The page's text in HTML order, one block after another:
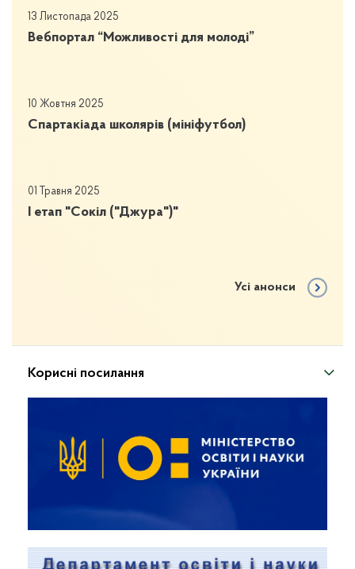
13 Листопада 2025
Вебпортал “Можливості для молоді”
10 Жовтня 2025
Спартакіада школярів (мініфутбол)
01 Травня 2025
І етап "Сокіл ("Джура")"
Усі анонси
Корисні посилання